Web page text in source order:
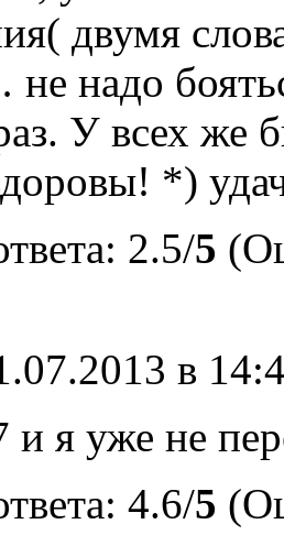
двумя
надо
У всех же
*)
2.5/5
в
и я уже не
4.6/5